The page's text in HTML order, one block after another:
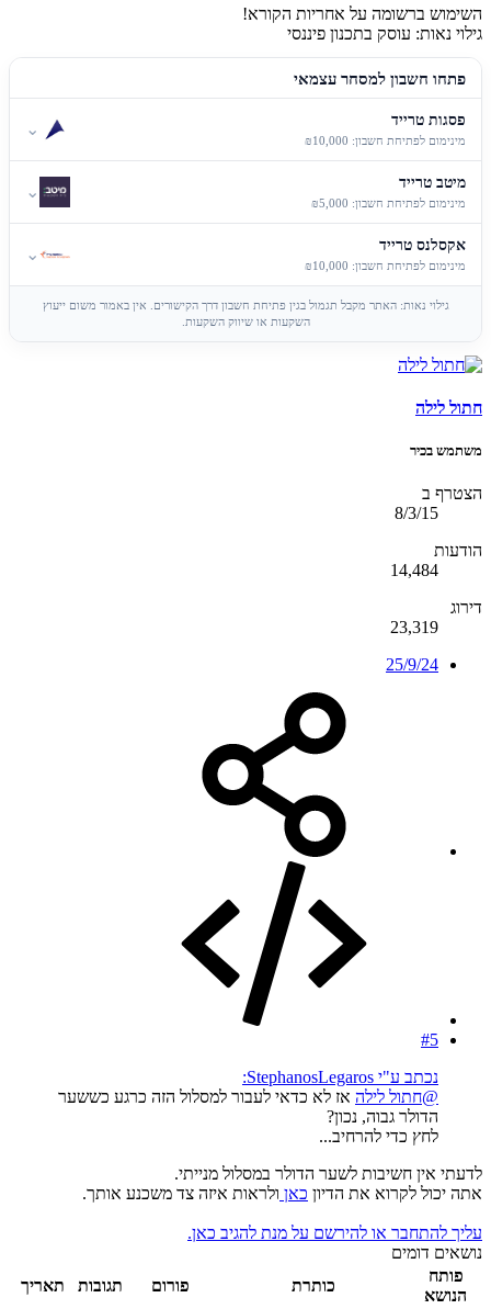
השימוש ברשומה על אחריות הקורא!
גילוי נאות: עוסק בתכנון פיננסי
פתחו חשבון למסחר עצמאי
פסגות טרייד
מינימום לפתיחת חשבון: ₪10,000
⌄
מיטב טרייד
מינימום לפתיחת חשבון: ₪5,000
⌄
אקסלנס טרייד
מינימום לפתיחת חשבון: ₪10,000
⌄
גילוי נאות: האתר מקבל תגמול בגין פתיחת חשבון דרך הקישורים. אין באמור משום ייעוץ
השקעות או שיווק השקעות.
חתול לילה
משתמש בכיר
הצטרף ב
8/3/15
הודעות
14,484
דירוג
23,319
25/9/24
#5
נכתב ע"י StephanosLegaros:
@חתול לילה אז לא כדאי לעבור למסלול הזה כרגע כששער
הדולר גבוה, נכון?
לחץ כדי להרחיב...
לדעתי אין חשיבות לשער הדולר במסלול מנייתי.
אתה יכול לקרוא את הדיון כאן ולראות איזה צד משכנע אותך.
עליך להתחבר או להירשם על מנת להגיב כאן.
נושאים דומים
פותח
הנושא
כותרת פורום תגובות תאריך